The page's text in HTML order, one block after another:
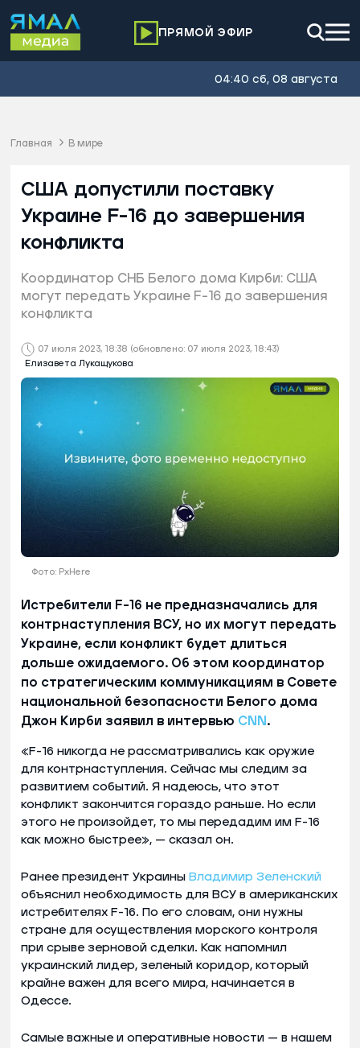
ПРЯМОЙ ЭФИР
04:40 сб, 08 августа
Главная В мире
07 июля 2023, 18:38 (обновлено: 07 июля 2023, 18:43)
Елизавета Лукащукова
США допустили поставку
Украине F-16 до завершения
конфликта
Координатор СНБ Белого дома Кирби: США
могут передать Украине F-16 до завершения
конфликта
Фото: PxHere
Истребители F-16 не предназначались для
контрнаступления ВСУ, но их могут передать
Украине, если конфликт будет длиться
дольше ожидаемого. Об этом координатор
по стратегическим коммуникациям в Совете
национальной безопасности Белого дома
Джон Кирби заявил в интервью CNN .
«F-16 никогда не рассматривались как оружие
для контрнаступления. Сейчас мы следим за
развитием событий. Я надеюсь, что этот
конфликт закончится гораздо раньше. Но если
этого не произойдет, то мы передадим им F-16
как можно быстрее», — сказал он.
Ранее президент Украины Владимир Зеленский
объяснил необходимость для ВСУ в американских
истребителях F-16. По его словам, они нужны
стране для осуществления морского контроля
при срыве зерновой сделки. Как напомнил
украинский лидер, зеленый коридор, который
крайне важен для всего мира, начинается в
Одессе.
Самые важные и оперативные новости — в нашем